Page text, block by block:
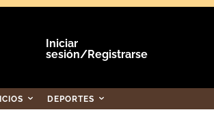
Iniciar
sesión/Registrarse
DEPORTES